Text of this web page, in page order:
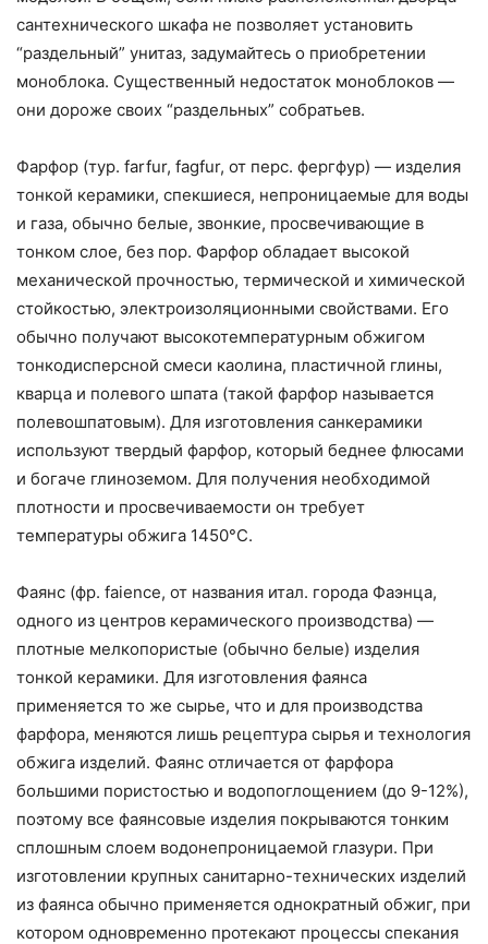
сантехнического шкафа не позволяет установить
“раздельный” унитаз, задумайтесь о приобретении
моноблока. Существенный недостаток моноблоков —
они дороже своих “раздельных” собратьев.
Фарфор (тур. farfur, fagfur, от перс. фергфур) — изделия
тонкой керамики, спекшиеся, непроницаемые для воды
и газа, обычно белые, звонкие, просвечивающие в
тонком слое, без пор. Фарфор обладает высокой
механической прочностью, термической и химической
стойкостью, электроизоляционными свойствами. Его
обычно получают высокотемпературным обжигом
тонкодисперсной смеси каолина, пластичной глины,
кварца и полевого шпата (такой фарфор называется
полевошпатовым). Для изготовления санкерамики
используют твердый фарфор, который беднее флюсами
и богаче глиноземом. Для получения необходимой
плотности и просвечиваемости он требует
температуры обжига 1450°С.
Фаянс (фр. faience, от названия итал. города Фаэнца,
одного из центров керамического производства) —
плотные мелкопористые (обычно белые) изделия
тонкой керамики. Для изготовления фаянса
применяется то же сырье, что и для производства
фарфора, меняются лишь рецептура сырья и технология
обжига изделий. Фаянс отличается от фарфора
большими пористостью и водопоглощением (до 9-12%),
поэтому все фаянсовые изделия покрываются тонким
сплошным слоем водонепроницаемой глазури. При
изготовлении крупных санитарно-технических изделий
из фаянса обычно применяется однократный обжиг, при
котором одновременно протекают процессы спекания